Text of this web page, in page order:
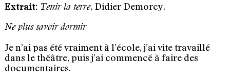
Extrait: Tenir la terre, Didier Demorcy.
Ne plus savoir dormir
Je n’ai pas été vraiment à l’école, j’ai vite travaillé
dans le théâtre, puis j’ai commencé à faire des
documentaires.